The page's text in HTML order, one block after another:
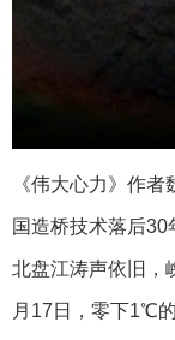
《伟大心力》作
国造桥技术落后30
北盘江涛声依旧，
月17日，零下1℃